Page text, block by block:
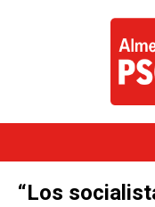
“Los